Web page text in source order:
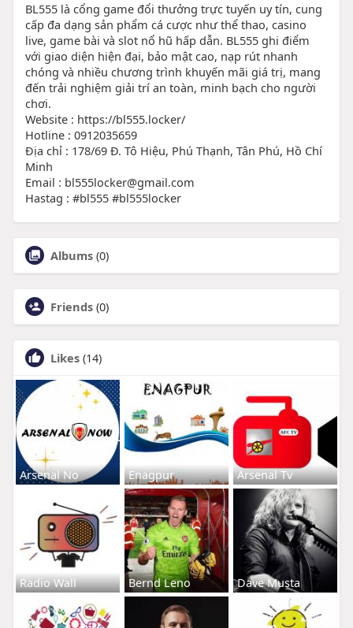
BL555 là cổng game đổi thưởng trực tuyến uy tín, cung
cấp đa dạng sản phẩm cá cược như thể thao, casino
live, game bài và slot nổ hũ hấp dẫn. BL555 ghi điểm
với giao diện hiện đại, bảo mật cao, nạp rút nhanh
chóng và nhiều chương trình khuyến mãi giá trị, mang
đến trải nghiệm giải trí an toàn, minh bạch cho người
chơi.
Website : https://bl555.locker/
Hotline : 0912035659
Địa chỉ : 178/69 Đ. Tô Hiệu, Phú Thạnh, Tân Phú, Hồ Chí
Minh
Email : bl555locker@gmail.com
Hastag : #bl555 #bl555locker
Albums (0)
Friends (0)
Likes (14)
Arsenal No Enagpur Arsenal Tv
Radio Wall Bernd Leno Dave Musta